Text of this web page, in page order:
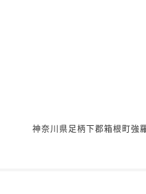
神奈川県足柄下郡箱根町強